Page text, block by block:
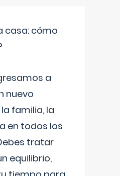
casa: cómo
a
nuevo
familia, la
en todos los
tratar
equilibrio,